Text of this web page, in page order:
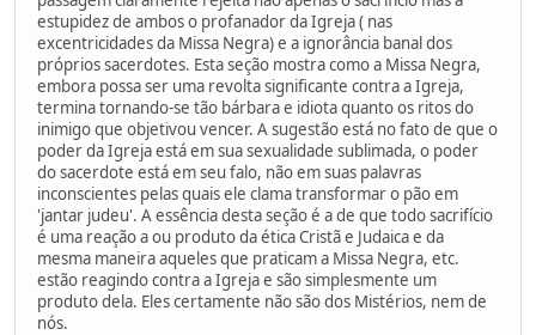
estupidez de ambos o profanador da Igreja ( nas
excentricidades da Missa Negra) e a ignorância banal dos
próprios sacerdotes. Esta seção mostra como a Missa Negra,
embora possa ser uma revolta significante contra a Igreja,
termina tornando-se tão bárbara e idiota quanto os ritos do
inimigo que objetivou vencer. A sugestão está no fato de que o
poder da Igreja está em sua sexualidade sublimada, o poder
do sacerdote está em seu falo, não em suas palavras
inconscientes pelas quais ele clama transformar o pão em
'jantar judeu'. A essência desta seção é a de que todo sacrifício
é uma reação a ou produto da ética Cristã e Judaica e da
mesma maneira aqueles que praticam a Missa Negra, etc.
estão reagindo contra a Igreja e são simplesmente um
produto dela. Eles certamente não são dos Mistérios, nem de
nós.